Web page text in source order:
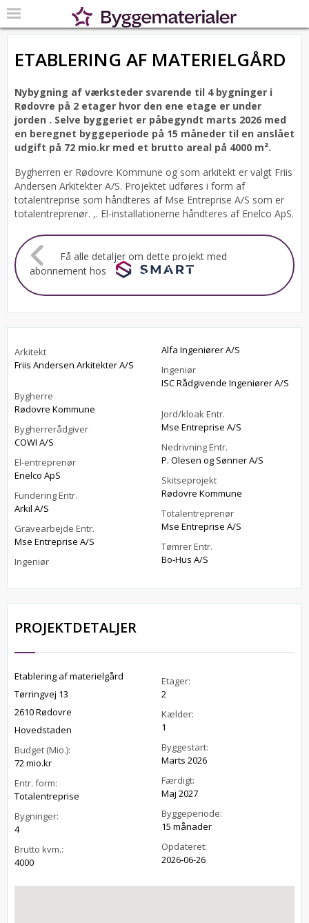
ETABLERING AF MATERIELGÅRD
Nybygning af værksteder svarende til 4 bygninger i
Rødovre på 2 etager hvor den ene etage er under
jorden . Selve byggeriet er påbegyndt marts 2026 med
en beregnet byggeperiode på 15 måneder til en anslået
udgift på 72 mio.kr med et brutto areal på 4000 m².
Bygherren er Rødovre Kommune og som arkitekt er valgt Friis
Andersen Arkitekter A/S. Projektet udføres i form af
totalentreprise som håndteres af Mse Entreprise A/S som er
totalentreprenør. ,. El-installationerne håndteres af Enelco ApS.
Få alle detaljer om dette projekt med
abonnement hos
Arkitekt
Friis Andersen Arkitekter A/S
Bygherre
Rødovre Kommune
Bygherrerådgiver
COWI A/S
El-entreprenør
Enelco ApS
Fundering Entr.
Arkil A/S
Gravearbejde Entr.
Mse Entreprise A/S
Ingeniør
Alfa Ingeniører A/S
Ingeniør
ISC Rådgivende Ingeniører A/S
Jord/kloak Entr.
Mse Entreprise A/S
Nedrivning Entr.
P. Olesen og Sønner A/S
Skitseprojekt
Rødovre Kommune
Totalentreprenør
Mse Entreprise A/S
Tømrer Entr.
Bo-Hus A/S
PROJEKTDETALJER
Etablering af materielgård
Tørringvej 13
2610 Rødovre
Hovedstaden
Budget (Mio.):
72 mio.kr
Entr. form:
Totalentreprise
Bygninger:
4
Brutto kvm.:
4000
Etager:
2
Kælder:
1
Byggestart:
Marts 2026
Færdigt:
Maj 2027
Byggeperiode:
15 månader
Opdateret:
2026-06-26